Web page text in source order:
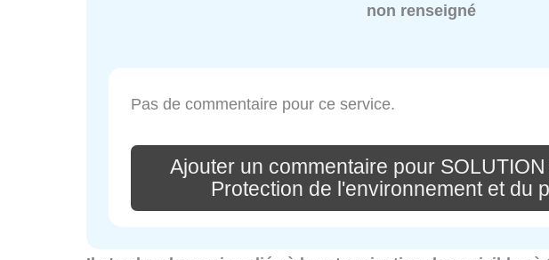
non renseigné
Pas de commentaire pour ce service.
Ajouter un commentaire pour SOLUTION
Protection de l'environnement et du